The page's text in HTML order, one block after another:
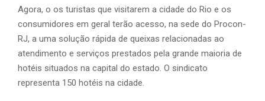
Agora, o os turistas que visitarem a cidade do Rio e os
consumidores em geral terão acesso, na sede do Procon-
RJ, a uma solução rápida de queixas relacionadas ao
atendimento e serviços prestados pela grande maioria de
hotéis situados na capital do estado. O sindicato
representa 150 hotéis na cidade.